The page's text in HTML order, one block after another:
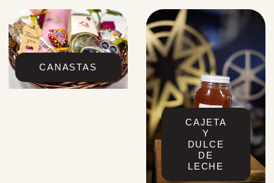
CANASTAS
CAJETA
Y
DULCE
DE
LECHE